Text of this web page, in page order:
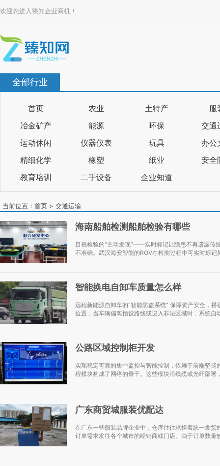
欢迎您进入臻知企业商机！
全部行业
首页 农业 土特产
服
冶金矿产
能源 环保
交通
运动休闲
仪器仪表 玩具
办公
精细化学
橡塑 纸业
安全
教育培训
二手设备 企业知道
当前位置： 首页 > 交通运输
海南船舶检测船舶检验有哪些
目视检验的“主动发现”——实时标记让隐患不再遗漏传
不准确。武汉海安智能的ROV在检测过程中可实时标
智能换电自卸车质量怎么样
远程新能源自卸车的“智能防盗系统” 保障资产安全，
位置，当车辆偏离预设路线或进入非法区域时，系统
公路区域控制柜开发
实现稳定可靠的集中监控与智能控制，依赖于前端坚
程模块构成了网络的骨干。这些模块沿线缆或光纤部
广东商贸城服装优配达
在广东一些服装品牌企业中，仓库往往承担着统一发
订单需求发往各个城市的经销商或门店。由于订单数